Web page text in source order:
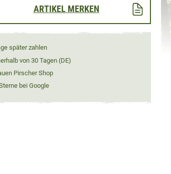
ARTIKEL MERKEN
später zahlen
von 30 Tagen (DE)
Pirscher Shop
bei Google